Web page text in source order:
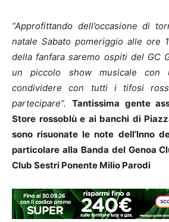
“Approfittando dell’occasione di
natale Sabato pomeriggio alle ore
della fanfara saremo ospiti del GC
un piccolo show musicale con
condividere con tutti i tifosi
partecipare”. Tantissima gente
Store rossoblù e ai banchi di
sono risuonate le note dell’Inno
particolare alla Banda del Genoa
Club Sestri Ponente Milio Parodi